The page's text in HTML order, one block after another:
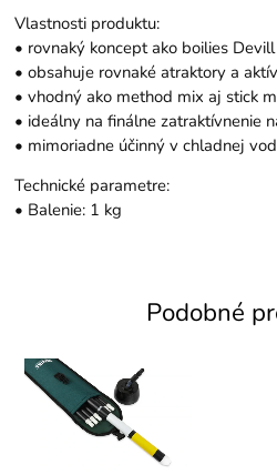
Vlastnosti produktu:
• rovnaký koncept ako boilies
• obsahuje rovnaké atraktory a
• vhodný ako method mix aj stick
• ideálny na finálne zatraktívnenie
• mimoriadne účinný v chladnej
Technické parametre:
• Balenie: 1 kg
Podobné